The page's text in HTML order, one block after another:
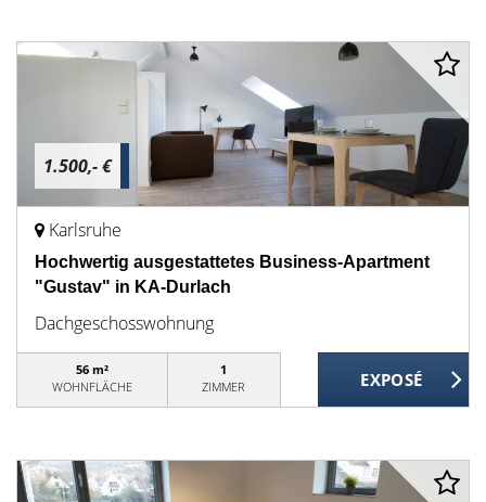
1.500,- €
Karlsruhe
Hochwertig ausgestattetes Business-Apartment
"Gustav" in KA-Durlach
Dachgeschosswohnung
56 m²
WOHNFLÄCHE
1
ZIMMER